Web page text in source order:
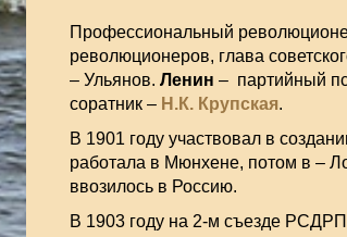
Профессиональный
революционеров, глава
– Ульянов. Ленин – партийный
соратник – Н.К. Крупская.
В 1901 году участвовал в
работала в Мюнхене, потом в –
ввозилось в Россию.
В 1903 году на 2-м съезде